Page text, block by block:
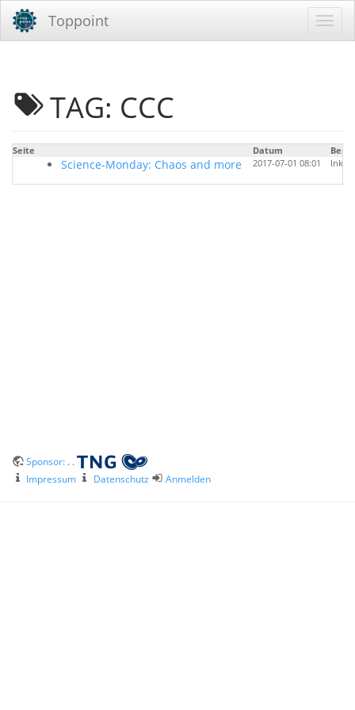
Toppoint
TAG: CCC
Seite Datum
Science-Monday: Chaos and more 2017-07-01 08:01
Sponsor: . .
Impressum
Datenschutz Anmelden